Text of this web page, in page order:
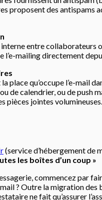
proposent des antispams
entre collaborateurs
mailing directement
place qu’occupe l’e-mail
de calendrier, ou de push
pièces jointes volumineuses.
(service d’hébergement de
les boîtes d’un coup »
commencez par
? Outre la migration
ne fait qu’assurer